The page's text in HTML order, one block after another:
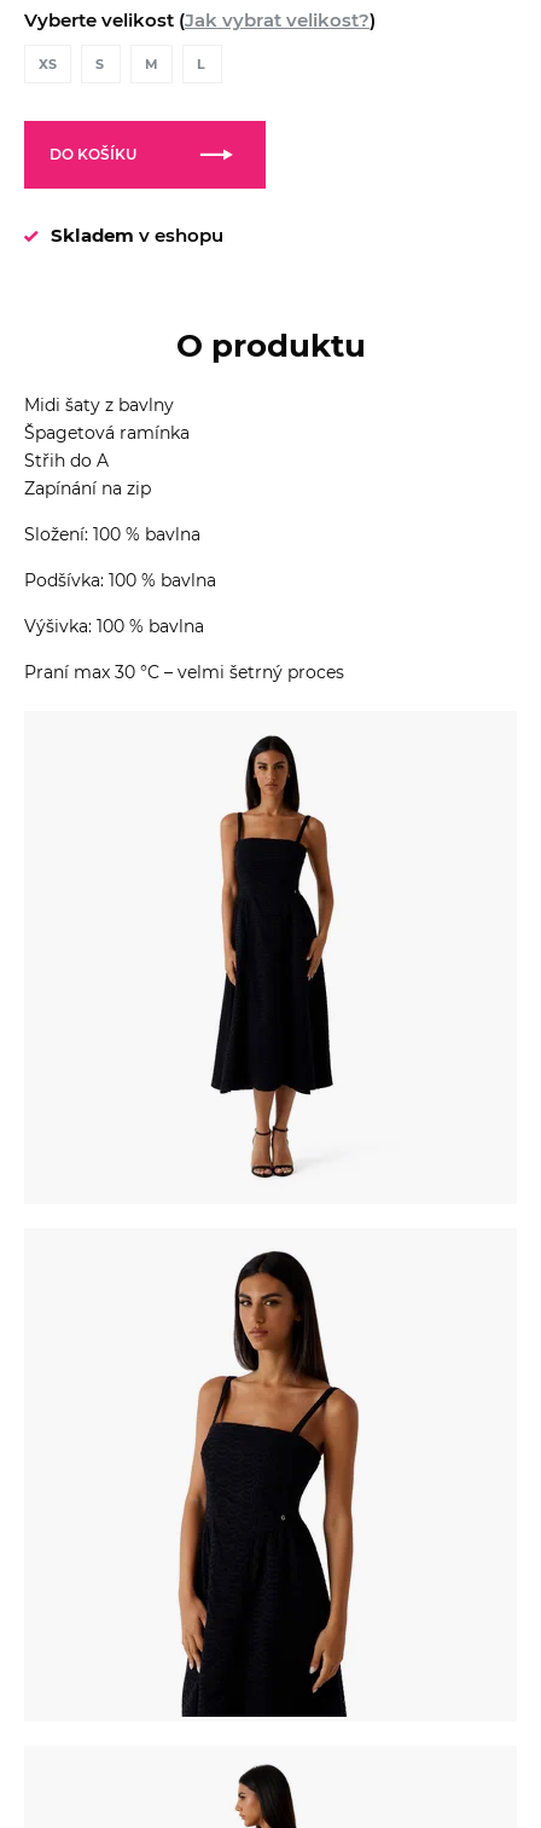
Vyberte velikost (Jak vybrat velikost?)
XS S M L
DO KOŠÍKU
Skladem v eshopu
O produktu
Midi šaty z bavlny
Špagetová ramínka
Střih do A
Zapínání na zip
Složení: 100 % bavlna
Podšívka: 100 % bavlna
Výšivka: 100 % bavlna
Praní max 30 °C – velmi šetrný proces